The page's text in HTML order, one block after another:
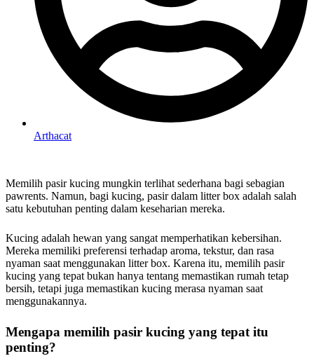
Arthacat
Memilih pasir kucing mungkin terlihat sederhana bagi sebagian
pawrents. Namun, bagi kucing, pasir dalam litter box adalah salah
satu kebutuhan penting dalam keseharian mereka.
Kucing adalah hewan yang sangat memperhatikan kebersihan.
Mereka memiliki preferensi terhadap aroma, tekstur, dan rasa
nyaman saat menggunakan litter box. Karena itu, memilih pasir
kucing yang tepat bukan hanya tentang memastikan rumah tetap
bersih, tetapi juga memastikan kucing merasa nyaman saat
menggunakannya.
Mengapa memilih pasir kucing yang tepat itu
penting?